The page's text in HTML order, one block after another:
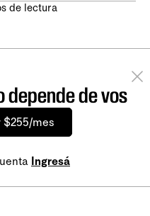
de lectura
depende de vos
$255/mes
Ingresá